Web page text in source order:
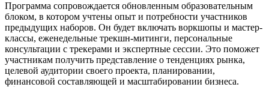
Программа сопровождается обновленным образовательным
блоком, в котором учтены опыт и потребности участников
предыдущих наборов. Он будет включать воркшопы и мастер-
классы, еженедельные трекшн-митинги, персональные
консультации с трекерами и экспертные сессии. Это поможет
участникам получить представление о тенденциях рынка,
целевой аудитории своего проекта, планировании,
финансовой составляющей и масштабировании бизнеса.